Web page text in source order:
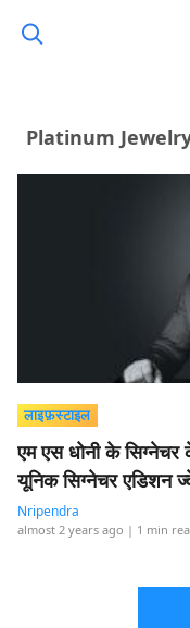
Platinum
लाइफ़स्टाइल
एम एस धोनी के
यूनिक सिग्नेचर एडिशन
Nripendra
almost 2 years ago | 1 min